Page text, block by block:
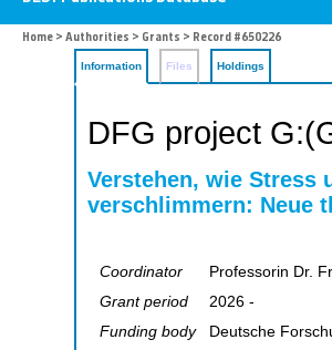
Home > Authorities > Grants > Record #650226
Information Files Holdings
DFG project
Verstehen, wie Stress
verschlimmern: Neue
Coordinator
Professorin Dr.
Grant period
2026 -
Funding body
Deutsche